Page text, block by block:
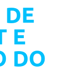
E
DO